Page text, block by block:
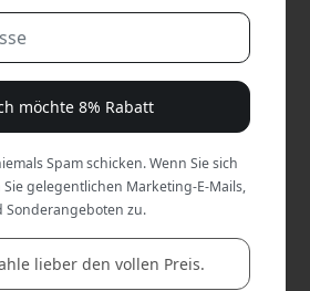
| 30 Tage Rückgaberecht |
im offiziellen Store
möchte 8% Rabatt
Spam schicken. Wenn Sie sich
gelegentlichen Marketing-E-Mails,
zu.
lieber den vollen Preis.